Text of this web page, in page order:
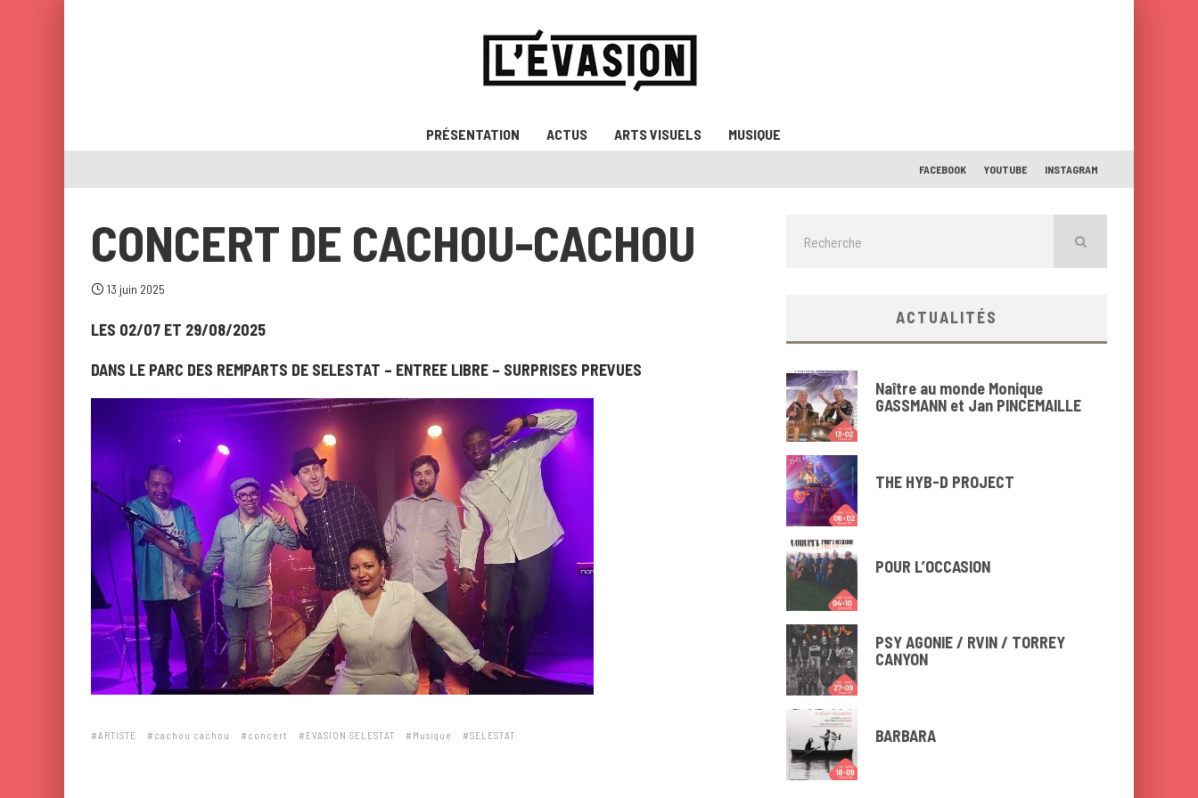
PRÉSENTATION ACTUS ARTS VISUELS MUSIQUE
FACEBOOK YOUTUBE INSTAGRAM
CONCERT DE CACHOU-CACHOU
13 juin 2025
LES 02/07 ET 29/08/2025
DANS LE PARC DES REMPARTS DE SELESTAT – ENTREE LIBRE – SURPRISES PREVUES
ARTISTE cachou cachou concert EVASION SELESTAT Musique SELESTAT
ACTUALITÉS
Naître au monde Monique
GASSMANN et Jan PINCEMAILLE
THE HYB-D PROJECT
POUR L’OCCASION
PSY AGONIE / RVIN / TORREY
CANYON
BARBARA